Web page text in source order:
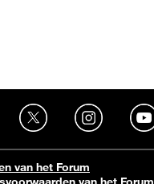
van het Forum